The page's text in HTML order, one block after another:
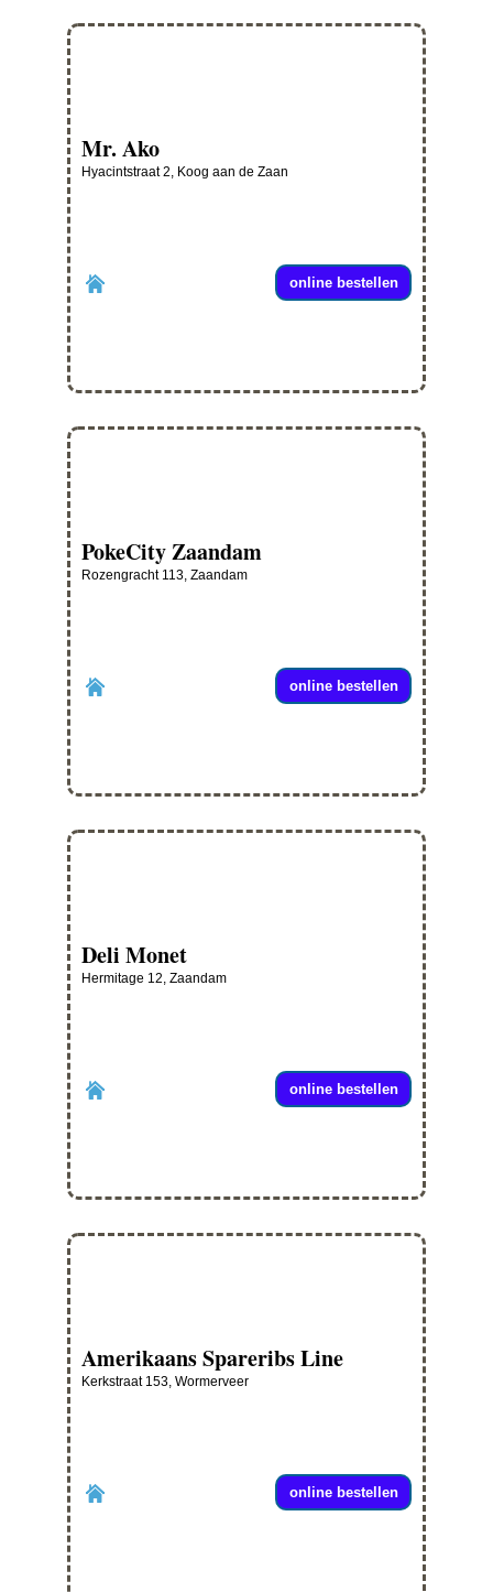
Mr. Ako
Hyacintstraat 2, Koog aan de Zaan
online bestellen
PokeCity Zaandam
Rozengracht 113, Zaandam
online bestellen
Deli Monet
Hermitage 12, Zaandam
online bestellen
Amerikaans Spareribs Line
Kerkstraat 153, Wormerveer
online bestellen